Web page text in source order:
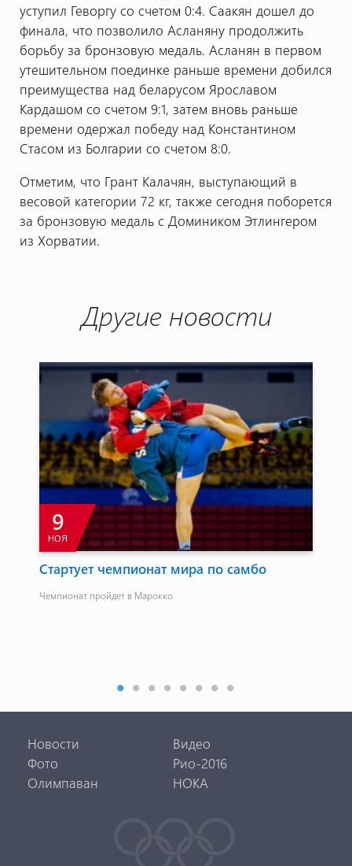
уступил Геворгу со счетом 0:4. Саакян дошел до
финала, что позволило Асланяну продолжить
борьбу за бронзовую медаль. Асланян в первом
утешительном поединке раньше времени добился
преимущества над беларусом Ярославом
Кардашом со счетом 9:1, затем вновь раньше
времени одержал победу над Константином
Стасом из Болгарии со счетом 8:0.
Отметим, что Грант Калачян, выступающий в
весовой категории 72 кг, также сегодня поборется
за бронзовую медаль с Домиником Этлингером
из Хорватии.
Другие новости
9
НОЯ
Стартует чемпионат мира по самбо
Чемпионат пройдет в Марокко
Новости
Видео
Фото
Рио-2016
Олимпаван
НОКА